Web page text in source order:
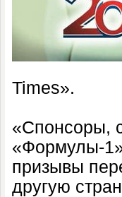
Times».
«Спонсоры,
«Формулы-
призывы
другую